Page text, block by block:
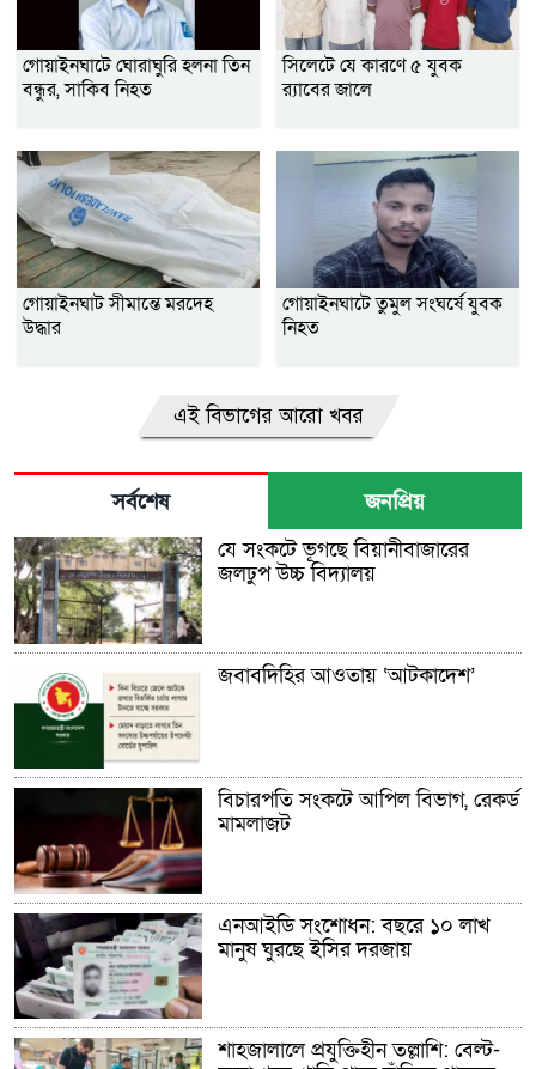
গোয়াইনঘাটে ঘোরাঘুরি হলনা তিন
বন্ধুর, সাকিব নিহত
সিলেটে যে কারণে ৫ যুবক
র‌্যাবের জালে
গোয়াইনঘাট সীমান্তে মরদেহ
উদ্ধার
গোয়াইনঘাটে তুমুল সংঘর্ষে যুবক
নিহত
এই বিভাগের আরো খবর
সর্বশেষ জনপ্রিয়
যে সংকটে ভূগছে বিয়ানীবাজারের
জলঢুপ উচ্চ বিদ্যালয়
জবাবদিহির আওতায় ‘আটকাদেশ’
বিচারপতি সংকটে আপিল বিভাগ, রেকর্ড
মামলাজট
এনআইডি সংশোধন: বছরে ১০ লাখ
মানুষ ঘুরছে ইসির দরজায়
শাহজালালে প্রযুক্তিহীন তল্লাশি: বেল্ট-